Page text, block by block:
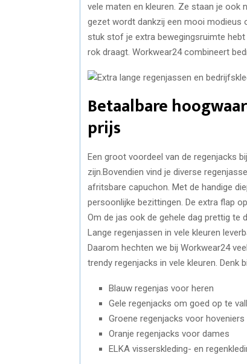
vele maten en kleuren. Ze staan je ook
gezet wordt dankzij een mooi modieus
stuk stof je extra bewegingsruimte
rok draagt. Workwear24 combineert
Betaalbare
prijs
Een groot voordeel van de regenjacks
zijn.Bovendien vind je diverse
afritsbare capuchon. Met de handige
persoonlijke bezittingen. De extra flap
Om de jas ook de gehele dag prettig te
Lange regenjassen in vele kleuren
Daarom hechten we bij Workwear24
trendy regenjacks in vele kleuren. Denk
Blauw regenjas voor heren
Gele regenjacks om goed op te
Groene regenjacks voor hoveniers
Oranje regenjacks voor dames
ELKA visserskleding- en